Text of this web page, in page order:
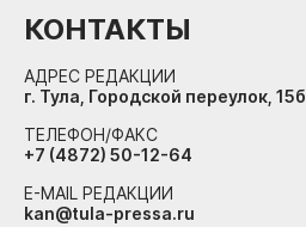
КОНТАКТЫ
АДРЕС РЕДАКЦИИ
г. Тула, Городской переулок, 15б
ТЕЛЕФОН/ФАКС
+7 (4872) 50-12-64
E-MAIL РЕДАКЦИИ
kan@tula-pressa.ru